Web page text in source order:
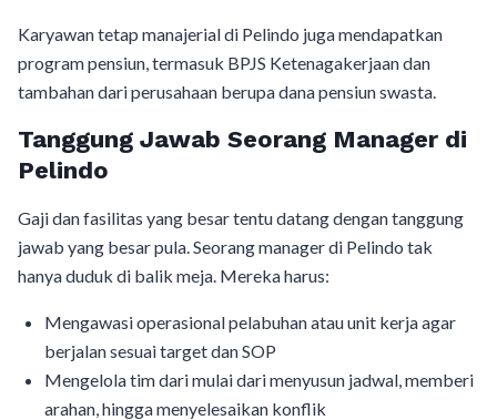
Karyawan tetap manajerial di Pelindo juga mendapatkan
program pensiun, termasuk BPJS Ketenagakerjaan dan
tambahan dari perusahaan berupa dana pensiun swasta.
Tanggung Jawab Seorang Manager di
Pelindo
Gaji dan fasilitas yang besar tentu datang dengan tanggung
jawab yang besar pula. Seorang manager di Pelindo tak
hanya duduk di balik meja. Mereka harus:
Mengawasi operasional pelabuhan atau unit kerja agar
berjalan sesuai target dan SOP
Mengelola tim dari mulai dari menyusun jadwal, memberi
arahan, hingga menyelesaikan konflik